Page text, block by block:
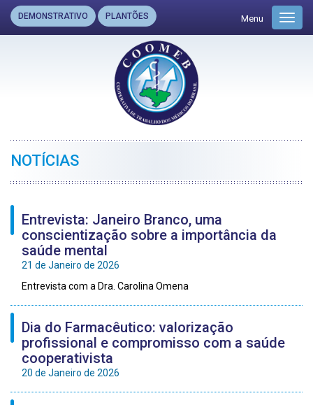
DEMONSTRATIVO PLANTÕES Menu
NOTÍCIAS
Entrevista: Janeiro Branco, uma
conscientização sobre a importância da
saúde mental
21 de Janeiro de 2026
Entrevista com a Dra. Carolina Omena
Dia do Farmacêutico: valorização
profissional e compromisso com a saúde
cooperativista
20 de Janeiro de 2026